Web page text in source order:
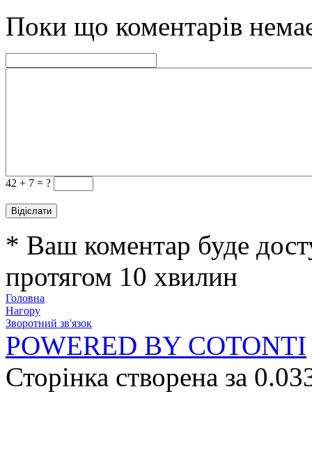
Поки що коментарів
42 + 7 = ?
* Ваш коментар буде
протягом 10 хвилин
Головна
Нагору
Зворотний зв'язок
POWERED BY COTONTI
Сторінка створена за